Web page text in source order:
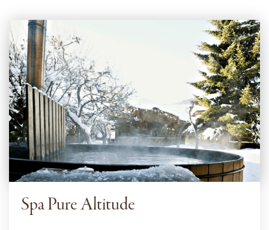
Spa Pure Altitude